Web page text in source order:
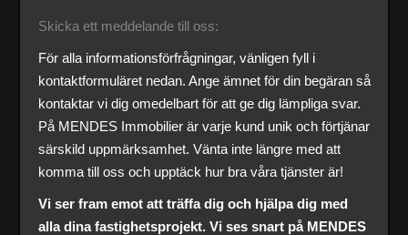
Skicka ett meddelande till oss:
För alla informationsförfrågningar, vänligen fyll i
kontaktformuläret nedan. Ange ämnet för din begäran så
kontaktar vi dig omedelbart för att ge dig lämpliga svar.
På MENDES Immobilier är varje kund unik och förtjänar
särskild uppmärksamhet. Vänta inte längre med att
komma till oss och upptäck hur bra våra tjänster är!
Vi ser fram emot att träffa dig och hjälpa dig med
alla dina fastighetsprojekt. Vi ses snart på MENDES